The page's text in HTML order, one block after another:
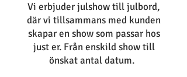
Vi erbjuder julshow till julbord,
där vi tillsammans med kunden
skapar en show som passar hos
just er. Från enskild show till
önskat antal datum.